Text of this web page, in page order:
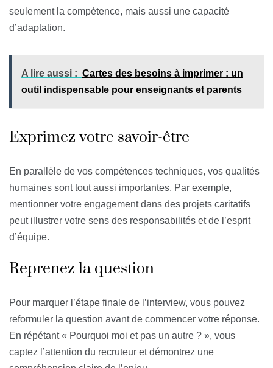
seulement la compétence, mais aussi une capacité
d’adaptation.
A lire aussi : Cartes des besoins à imprimer : un
outil indispensable pour enseignants et parents
Exprimez votre savoir-être
En parallèle de vos compétences techniques, vos qualités
humaines sont tout aussi importantes. Par exemple,
mentionner votre engagement dans des projets caritatifs
peut illustrer votre sens des responsabilités et de l’esprit
d’équipe.
Reprenez la question
Pour marquer l’étape finale de l’interview, vous pouvez
reformuler la question avant de commencer votre réponse.
En répétant « Pourquoi moi et pas un autre ? », vous
captez l’attention du recruteur et démontrez une